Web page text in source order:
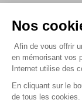
Nous contacter
À propos
Paiement
Livraison |